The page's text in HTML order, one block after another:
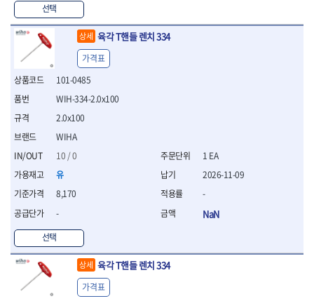
- 절연링렌치
- 절연플라이어
- 절연전공칼
- 절연안전모
- 절연매트
- 방폭소켓
- 방폭라쳇핸들
- 방폭함마스패너
- 절연일자드라이버
- 절연별드라이버
- 절연드라이버세트
- 라쳇케이블커터
- 자동스트리퍼
- 케이블스트리퍼
- 압착기
- 핀셋
- 절연공구세트
- 절연비트홀다
선택
상세 육각 T핸들 렌치 334
101-0485
WIHA
10 / 0
유
8,170
-
선택
WIH-334-2.0x100
2.0x100
가격표
1 EA
2026-11-09
-
NaN
상세 육각 T핸들 렌치 334
가격표